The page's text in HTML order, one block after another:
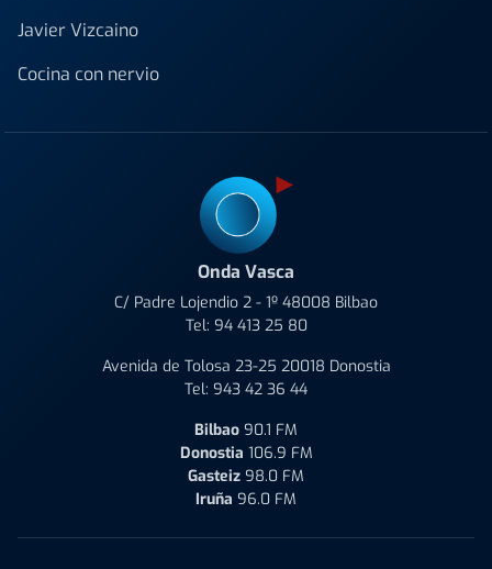
Javier Vizcaino
Cocina con nervio
Onda Vasca
C/ Padre Lojendio 2 - 1º 48008 Bilbao
Tel: 94 413 25 80
Avenida de Tolosa 23-25 20018 Donostia
Tel: 943 42 36 44
Bilbao 90.1 FM
Donostia 106.9 FM
Gasteiz 98.0 FM
Iruña 96.0 FM